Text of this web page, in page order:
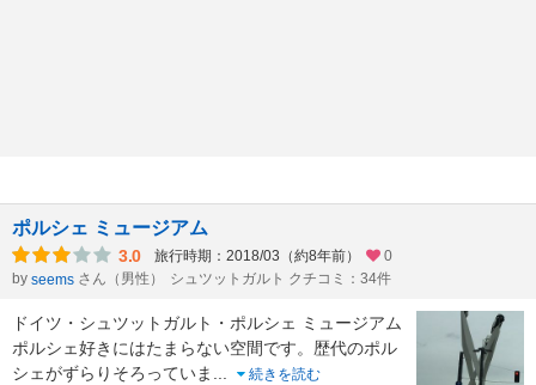
ポルシェ ミュージアム
3.0 旅行時期：2018/03（約8年前）
0
by seems さん（男性） シュツットガルト クチコミ：34件
ドイツ・シュツットガルト・ポルシェ ミュージアム
ポルシェ好きにはたまらない空間です。歴代のポル
シェがずらりそろっていま
続きを読む